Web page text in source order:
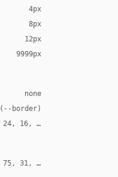
4px
8px
12px
9999px
none
border)
16, 0.26)
31, 0.28)